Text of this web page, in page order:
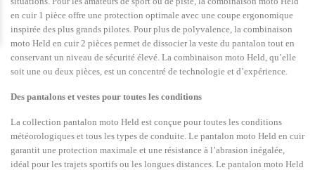
en cuir 1 pièce offre une protection optimale avec une coupe ergonomique
inspirée des plus grands pilotes. Pour plus de polyvalence, la combinaison
moto Held en cuir 2 pièces permet de dissocier la veste du pantalon tout en
conservant un niveau de sécurité élevé. La combinaison moto Held, qu’elle
soit une ou deux pièces, est un concentré de technologie et d’expérience.
Des pantalons et vestes pour toutes les conditions
La collection pantalon moto Held est conçue pour toutes les conditions
météorologiques et tous les types de conduite. Le pantalon moto Held en cuir
garantit une protection maximale et une résistance à l’abrasion inégalée,
idéal pour les trajets sportifs ou les longues distances. Le pantalon moto Held